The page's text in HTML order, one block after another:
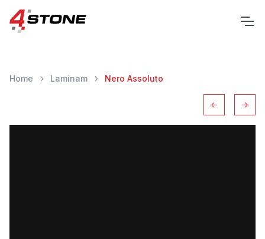
Home Laminam Nero Assoluto